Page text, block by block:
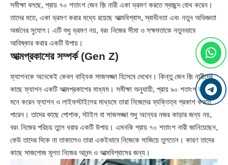
সমীক্ষা বলছে, প্রায় ৭০ শতাংশ জেন জ়ি নারী একা ভ্রমণ করতে স্বচ্ছন্দ বোধ করেন।
তাদের মতে, একা ভ্রমণ করার মধ্যে রয়েছে আত্মবিশ্বাস, স্বাধীনতা এবং নতুন অভিজ্ঞতা
অর্জনের সুযোগ। এটি শুধু ভ্রমণ নয়, বরং নিজের সীমা ও সক্ষমতাকে নতুনভাবে
আবিষ্কার করার একটি উপায়।
আত্মপ্রকাশের সম্পর্ক (Gen Z)
ফ্যাশনকে অনেকেই কেবল বাহ্যিক সাজসজ্জা হিসেবে দেখেন। কিন্তু জেন জ়ি নারীদের
কাছে ফ্যাশন একটি আত্মপ্রকাশের মাধ্যম। সমীক্ষা অনুযায়ী, প্রায় ৯০ শতাংশ তরুণী
মনে করেন ফ্যাশন ও লাইফস্টাইলের মাধ্যমে তারা নিজেদের ব্যক্তিত্ব প্রকাশ করতে
পারেন। তাদের কাছে পোশাক, স্টাইল বা সাজসজ্জা শুধু অন্যের নজর কাড়ার জন্য নয়,
বরং নিজের পরিচয় তুলে ধরার একটি উপায়। এমনকি প্রায় ৭০ শতাংশ নারী জানিয়েছেন,
কেউ তাদের দিকে না তাকালেও তারা একইভাবে নিজেকে সাজিয়ে তুলতেন। কারণ তাদের
কাছে সাজগোজ মূলত নিজের আনন্দ ও আত্মবিশ্বাসের জন্য।